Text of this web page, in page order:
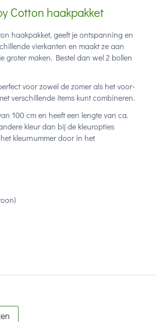
Cotton haakpakket
haakpakket, geeft je ontspanning en
vierkanten en maakt ze aan
groter maken. Bestel dan wel 2 bollen
voor zowel de zomer als het voor-
verschillende items kunt combineren.
100 cm en heeft een lengte van ca.
kleur dan bij de kleuropties
kleurnummer door in het